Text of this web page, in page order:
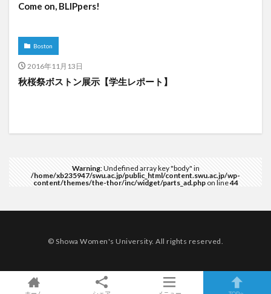
Come on, BLIPpers!
Boston
2016年11月13日
秋桜祭ボストン展示【学生レポート】
Warning: Undefined array key "body" in
/home/xb235947/swu.ac.jp/public_html/content.swu.ac.jp/wp-
content/themes/the-thor/inc/widget/parts_ad.phpon line44
© Showa Women's University. All rights reserved.